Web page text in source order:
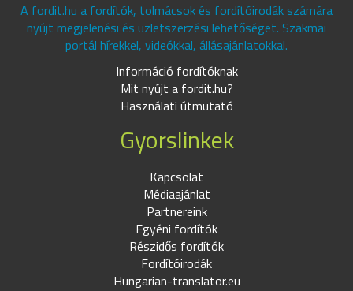
A fordit.hu a fordítók, tolmácsok és fordítóirodák számára
nyújt megjelenési és üzletszerzési lehetőséget. Szakmai
portál hírekkel, videókkal, állásajánlatokkal.
Információ fordítóknak
Mit nyújt a fordit.hu?
Használati útmutató
Gyorslinkek
Kapcsolat
Médiaajánlat
Partnereink
Egyéni fordítók
Részidős fordítók
Fordítóirodák
Hungarian-translator.eu